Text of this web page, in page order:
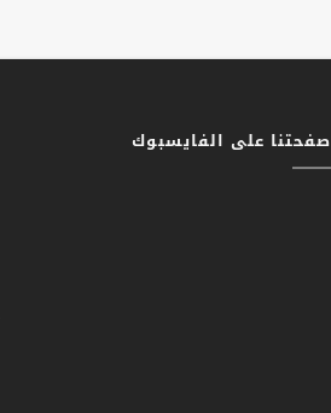
صفحتنا على الفايسبوك